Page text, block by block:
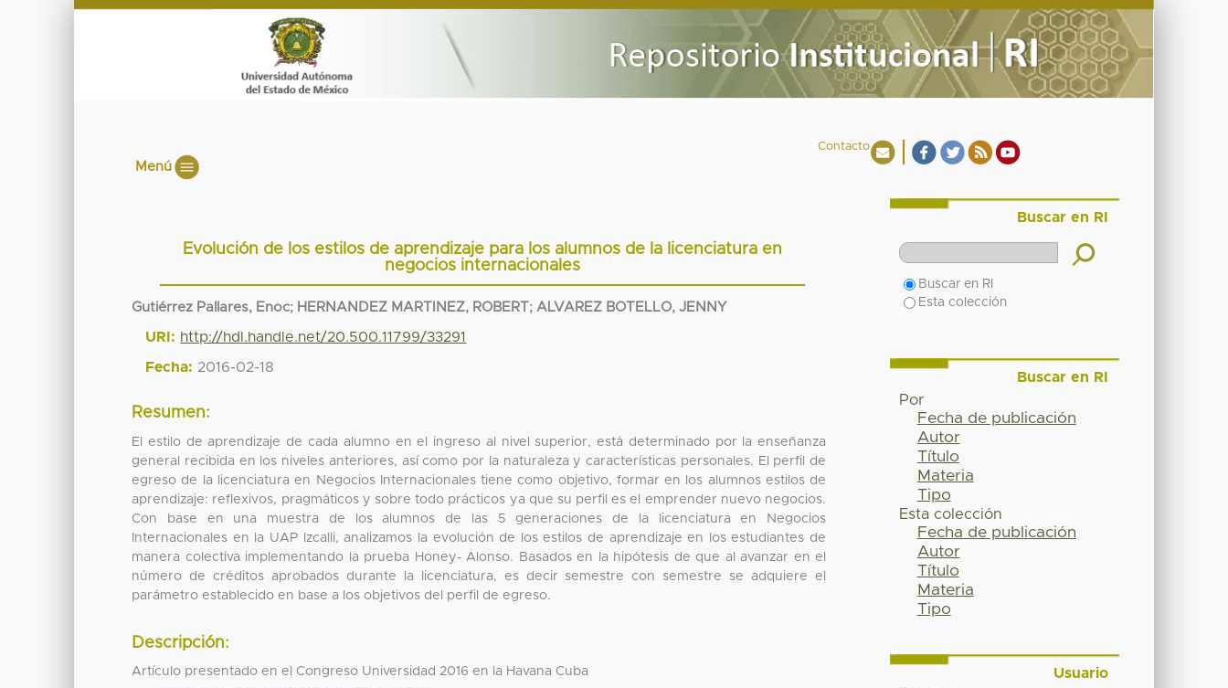
Contacto
Menú
Evolución de los estilos de aprendizaje para los alumnos de la licenciatura en
negocios internacionales
Gutiérrez Pallares, Enoc; HERNANDEZ MARTINEZ, ROBERT ; ALVAREZ BOTELLO, JENNY
URI: http://hdl.handle.net/20.500.11799/33291
Fecha: 2016-02-18
Resumen:
El estilo de aprendizaje de cada alumno en el ingreso al nivel superior, está determinado por la enseñanza
general recibida en los niveles anteriores, así como por la naturaleza y características personales. El perfil de
egreso de la licenciatura en Negocios Internacionales tiene como objetivo, formar en los alumnos estilos de
aprendizaje: reflexivos, pragmáticos y sobre todo prácticos ya que su perfil es el emprender nuevo negocios.
Con base en una muestra de los alumnos de las 5 generaciones de la licenciatura en Negocios
Internacionales en la UAP Izcalli, analizamos la evolución de los estilos de aprendizaje en los estudiantes de
manera colectiva implementando la prueba Honey- Alonso. Basados en la hipótesis de que al avanzar en el
número de créditos aprobados durante la licenciatura, es decir semestre con semestre se adquiere el
parámetro establecido en base a los objetivos del perfil de egreso.
Descripción:
Artículo presentado en el Congreso Universidad 2016 en la Havana Cuba
Buscar en RI
Buscar en RI
Esta colección
Buscar en RI
Por
Fecha de publicación
Autor
Título
Materia
Tipo
Esta colección
Fecha de publicación
Autor
Título
Materia
Tipo
Usuario